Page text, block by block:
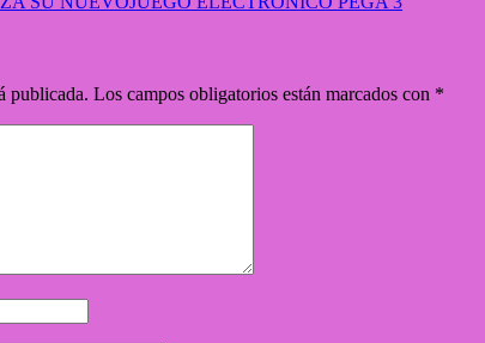
publicada. Los campos obligatorios están marcados con *